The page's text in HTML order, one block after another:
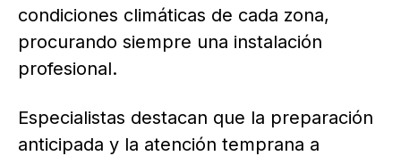
condiciones climáticas de cada zona,
procurando siempre una instalación
profesional.
Especialistas destacan que la preparación
anticipada y la atención temprana a